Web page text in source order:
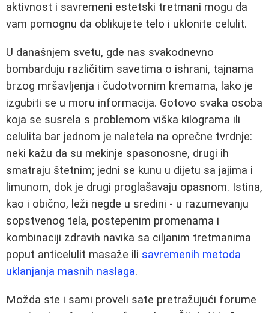
aktivnost i savremeni estetski tretmani mogu da
vam pomognu da oblikujete telo i uklonite celulit.
U današnjem svetu, gde nas svakodnevno
bombarduju različitim savetima o ishrani, tajnama
brzog mršavljenja i čudotvornim kremama, lako je
izgubiti se u moru informacija. Gotovo svaka osoba
koja se susrela s problemom viška kilograma ili
celulita bar jednom je naletela na oprečne tvrdnje:
neki kažu da su mekinje spasonosne, drugi ih
smatraju štetnim; jedni se kunu u dijetu sa jajima i
limunom, dok je drugi proglašavaju opasnom. Istina,
kao i obično, leži negde u sredini - u razumevanju
sopstvenog tela, postepenim promenama i
kombinaciji zdravih navika sa ciljanim tretmanima
poput anticelulit masaže ili savremenih metoda
uklanjanja masnih naslaga.
Možda ste i sami proveli sate pretražujući forume